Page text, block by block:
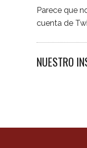
Parece que
cuenta de
NUESTRO